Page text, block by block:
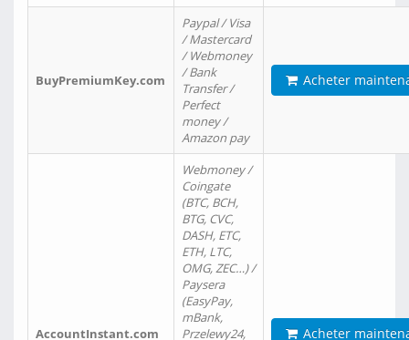
BuyPremiumKey.com
Paypal / Visa
/ Mastercard
/ Webmoney
/ Bank
Transfer /
Perfect
money /
Amazon pay
Acheter
AccountInstant.com
Webmoney /
Coingate
(BTC, BCH,
BTG, CVC,
DASH, ETC,
ETH, LTC,
OMG, ZEC…) /
Paysera
(EasyPay,
mBank,
Przelewy24,
Acheter